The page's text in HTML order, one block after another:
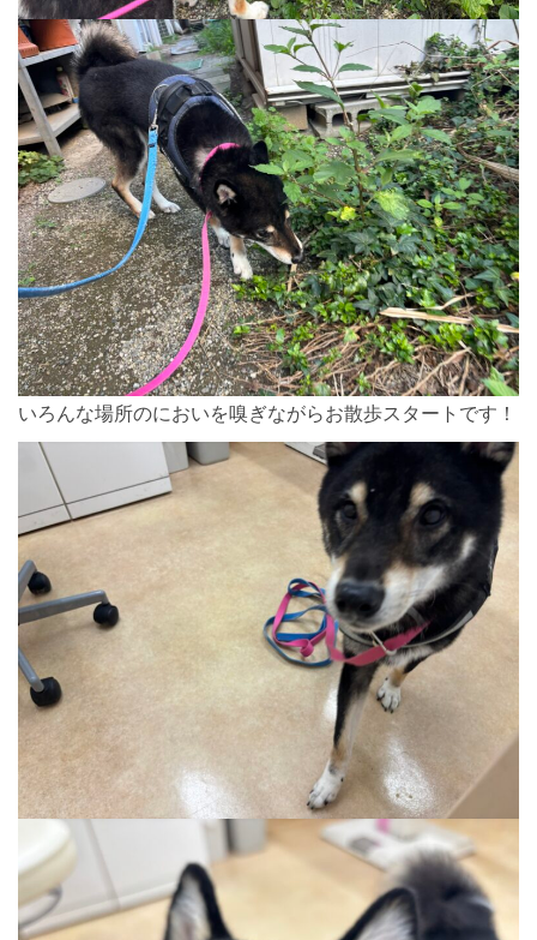
いろんな場所のにおいを嗅ぎながらお散歩スタートです！